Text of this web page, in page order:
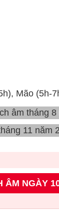
Mão (5h-
âm tháng
11 năm
ÂM NGÀY